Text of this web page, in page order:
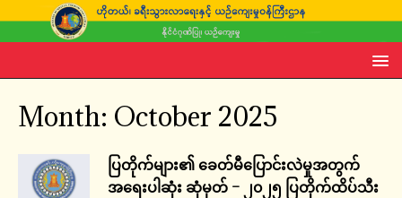
Month: October 2025
ပြတိုက်များ၏ ခေတ်မီပြောင်းလဲမှုအတွက်
အရေးပါဆုံး ဆုံမှတ် – ၂၀၂၅ ပြတိုက်ထိပ်သီး